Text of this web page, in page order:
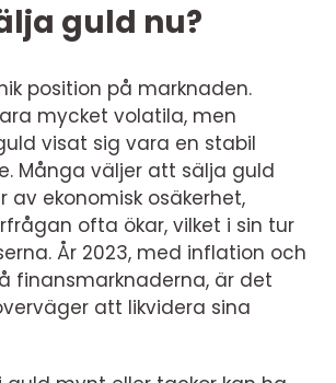
guld nu?
position på marknaden.
mycket volatila, men
visat sig vara en stabil
Många väljer att sälja guld
av ekonomisk osäkerhet,
ofta ökar, vilket i sin tur
År 2023, med inflation och
finansmarknaderna, är det
att likvidera sina